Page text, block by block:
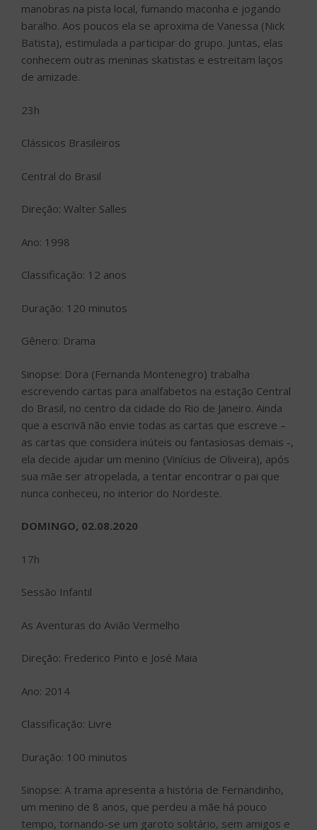
manobras na pista local, fumando maconha e jogando
baralho. Aos poucos ela se aproxima de Vanessa (Nick
Batista), estimulada a participar do grupo. Juntas, elas
conhecem outras meninas skatistas e estreitam laços
de amizade.
23h
Clássicos Brasileiros
Central do Brasil
Direção: Walter Salles
Ano: 1998
Classificação: 12 anos
Duração: 120 minutos
Gênero: Drama
Sinopse: Dora (Fernanda Montenegro) trabalha
escrevendo cartas para analfabetos na estação Central
do Brasil, no centro da cidade do Rio de Janeiro. Ainda
que a escrivã não envie todas as cartas que escreve –
as cartas que considera inúteis ou fantasiosas demais -,
ela decide ajudar um menino (Vinícius de Oliveira), após
sua mãe ser atropelada, a tentar encontrar o pai que
nunca conheceu, no interior do Nordeste.
DOMINGO, 02.08.2020
17h
Sessão Infantil
As Aventuras do Avião Vermelho
Direção: Frederico Pinto e José Maia
Ano: 2014
Classificação: Livre
Duração: 100 minutos
Sinopse: A trama apresenta a história de Fernandinho,
um menino de 8 anos, que perdeu a mãe há pouco
tempo, tornando-se um garoto solitário, sem amigos e